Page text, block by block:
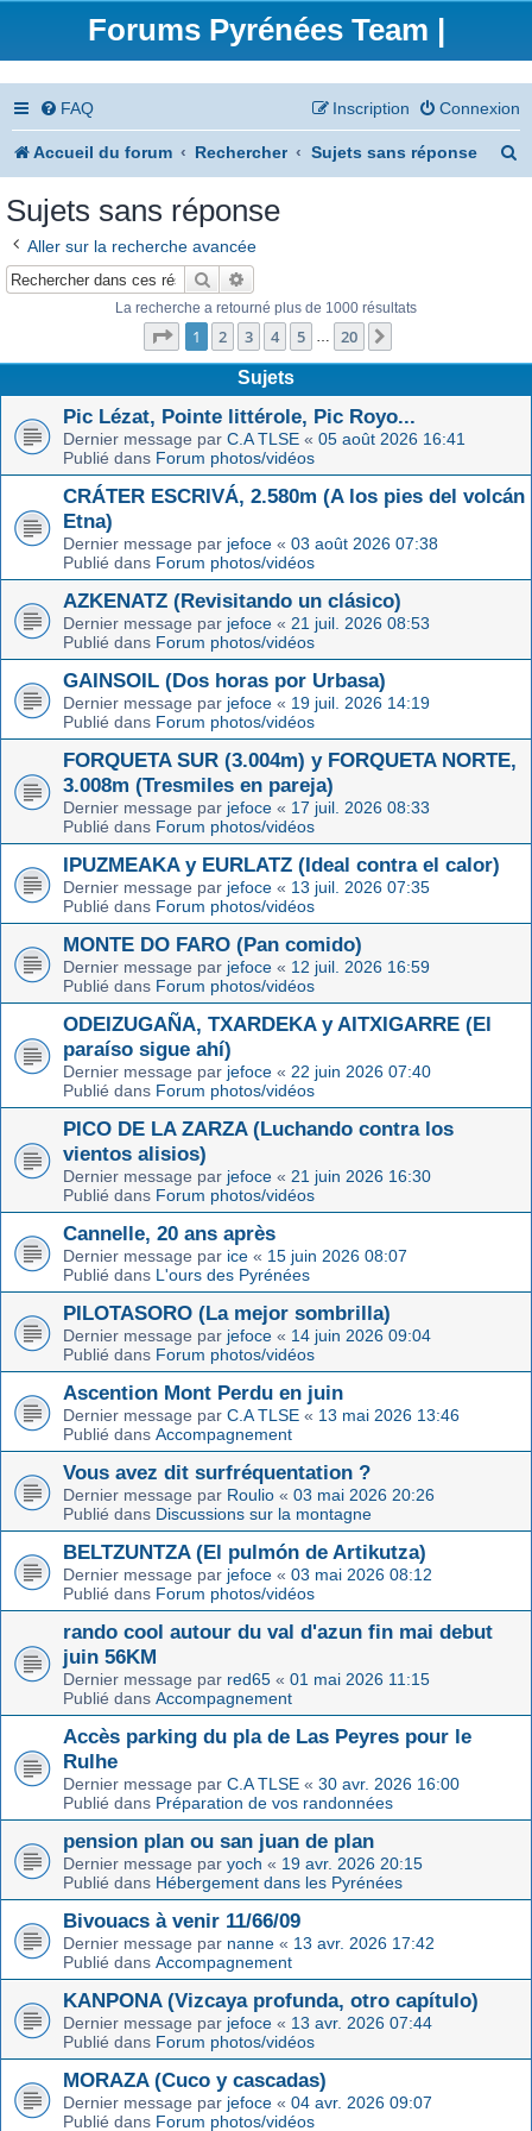
Forums Pyrénées Team |
FAQ Connexion
Inscription
Accueil du forum Rechercher Sujets sans réponse
Sujets sans réponse
Aller sur la recherche avancée
Rechercher
La recherche a retourné plus de 1000 résultats
Page 1sur20
1 2 3 4 5 … 20
Sujets
Pic Lézat, Pointe littérole, Pic Royo...
Dernier message par C.A TLSE « 05 août 2026 16:41
Publié dans Forum photos/vidéos
CRÁTER ESCRIVÁ, 2.580m (A los pies del volcán
Etna)
Dernier message par jefoce « 03 août 2026 07:38
Publié dans Forum photos/vidéos
AZKENATZ (Revisitando un clásico)
Dernier message par jefoce « 21 juil. 2026 08:53
Publié dans Forum photos/vidéos
GAINSOIL (Dos horas por Urbasa)
Dernier message par jefoce « 19 juil. 2026 14:19
Publié dans Forum photos/vidéos
FORQUETA SUR (3.004m) y FORQUETA NORTE,
3.008m (Tresmiles en pareja)
Dernier message par jefoce « 17 juil. 2026 08:33
Publié dans Forum photos/vidéos
IPUZMEAKA y EURLATZ (Ideal contra el calor)
Dernier message par jefoce « 13 juil. 2026 07:35
Publié dans Forum photos/vidéos
MONTE DO FARO (Pan comido)
Dernier message par jefoce « 12 juil. 2026 16:59
Publié dans Forum photos/vidéos
ODEIZUGAÑA, TXARDEKA y AITXIGARRE (El
paraíso sigue ahí)
Dernier message par jefoce « 22 juin 2026 07:40
Publié dans Forum photos/vidéos
PICO DE LA ZARZA (Luchando contra los
vientos alisios)
Dernier message par jefoce « 21 juin 2026 16:30
Publié dans Forum photos/vidéos
Cannelle, 20 ans après
Dernier message par ice « 15 juin 2026 08:07
Publié dans L'ours des Pyrénées
PILOTASORO (La mejor sombrilla)
Dernier message par jefoce « 14 juin 2026 09:04
Publié dans Forum photos/vidéos
Ascention Mont Perdu en juin
Dernier message par C.A TLSE « 13 mai 2026 13:46
Publié dans Accompagnement
Vous avez dit surfréquentation ?
Dernier message par Roulio « 03 mai 2026 20:26
Publié dans Discussions sur la montagne
BELTZUNTZA (El pulmón de Artikutza)
Dernier message par jefoce « 03 mai 2026 08:12
Publié dans Forum photos/vidéos
rando cool autour du val d'azun fin mai debut
juin 56KM
Dernier message par red65 « 01 mai 2026 11:15
Publié dans Accompagnement
Accès parking du pla de Las Peyres pour le
Rulhe
Dernier message par C.A TLSE « 30 avr. 2026 16:00
Publié dans Préparation de vos randonnées
pension plan ou san juan de plan
Dernier message par yoch « 19 avr. 2026 20:15
Publié dans Hébergement dans les Pyrénées
Bivouacs à venir 11/66/09
Dernier message par nanne « 13 avr. 2026 17:42
Publié dans Accompagnement
KANPONA (Vizcaya profunda, otro capítulo)
Dernier message par jefoce « 13 avr. 2026 07:44
Publié dans Forum photos/vidéos
MORAZA (Cuco y cascadas)
Dernier message par jefoce « 04 avr. 2026 09:07
Publié dans Forum photos/vidéos